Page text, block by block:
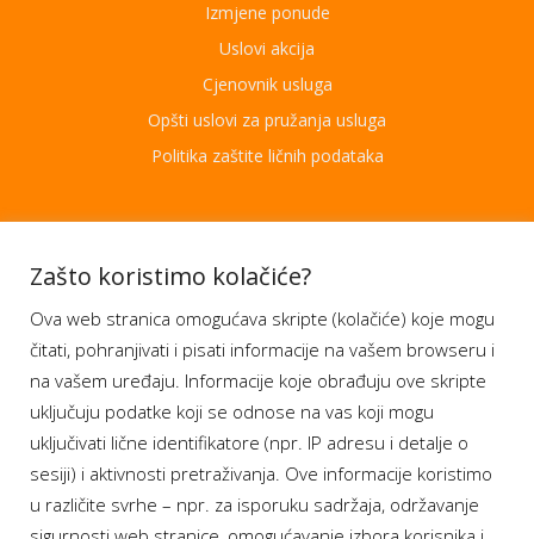
Izmjene ponude
Uslovi akcija
Cjenovnik usluga
Opšti uslovi za pružanja usluga
Politika zaštite ličnih podataka
Aplikacije
Moj BH Telecom
Dostupnost usluga
Moja webTV
Aukcije BH Telecom
Zašto koristimo kolačiće?
Ova web stranica omogućava skripte (kolačiće) koje mogu
čitati, pohranjivati i pisati informacije na vašem browseru i
na vašem uređaju. Informacije koje obrađuju ove skripte
uključuju podatke koji se odnose na vas koji mogu
uključivati lične identifikatore (npr. IP adresu i detalje o
sesiji) i aktivnosti pretraživanja. Ove informacije koristimo
u različite svrhe – npr. za isporuku sadržaja, održavanje